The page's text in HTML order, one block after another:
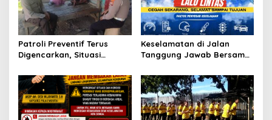
Patroli Preventif Terus
Digencarkan, Situasi
Morotai Tetap Aman dan
Kondusif
Keselamatan di Jalan
Tanggung Jawab Bersama,
Edukasi Cegah Kecelakaan
Lalu Lintas